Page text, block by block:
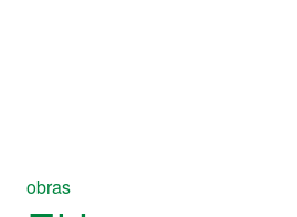
obras